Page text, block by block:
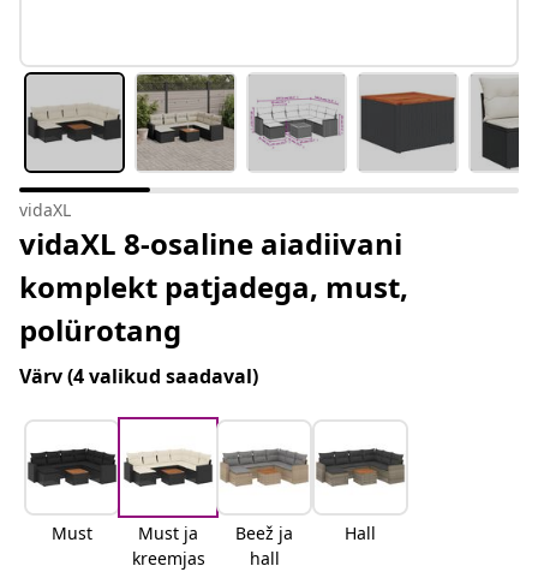
vidaXL
vidaXL 8-osaline aiadiivani
komplekt patjadega, must,
polürotang
Värv(4 valikud saadaval)
Must
Must ja
kreemjas
Beež ja
hall
Hall